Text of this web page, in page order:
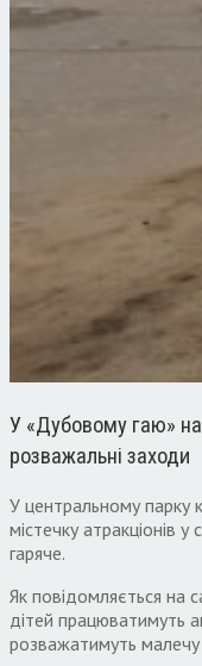
У «Дубовому гаю» на
розважальні заходи
У центральному парку
містечку атракціонів
гаряче.
Як повідомляється на
дітей працюватимуть
розважатимуть